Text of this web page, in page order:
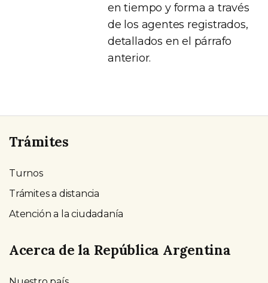
en tiempo y forma a través
de los agentes registrados,
detallados en el párrafo
anterior.
Trámites
Turnos
Trámites a distancia
Atención a la ciudadanía
Acerca de la República Argentina